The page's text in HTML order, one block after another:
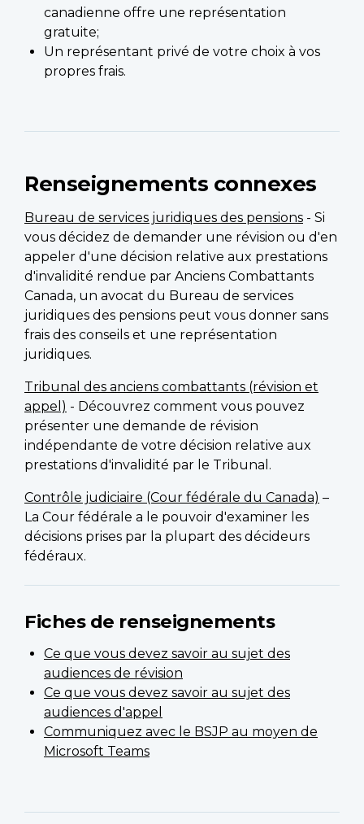
canadienne offre une représentation
gratuite;
Un représentant privé de votre choix à vos
propres frais.
Renseignements connexes
Bureau de services juridiques des pensions - Si
vous décidez de demander une révision ou d'en
appeler d'une décision relative aux prestations
d'invalidité rendue par Anciens Combattants
Canada, un avocat du Bureau de services
juridiques des pensions peut vous donner sans
frais des conseils et une représentation
juridiques.
Tribunal des anciens combattants (révision et
appel) - Découvrez comment vous pouvez
présenter une demande de révision
indépendante de votre décision relative aux
prestations d'invalidité par le Tribunal.
Contrôle judiciaire (Cour fédérale du Canada) –
La Cour fédérale a le pouvoir d'examiner les
décisions prises par la plupart des décideurs
fédéraux.
Fiches de renseignements
Ce que vous devez savoir au sujet des
audiences de révision
Ce que vous devez savoir au sujet des
audiences d'appel
Communiquez avec le BSJP au moyen de
Microsoft Teams